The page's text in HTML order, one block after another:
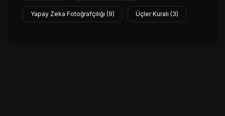
Yapay Zeka Fotoğrafçılığı (9) Üçler Kuralı (3)